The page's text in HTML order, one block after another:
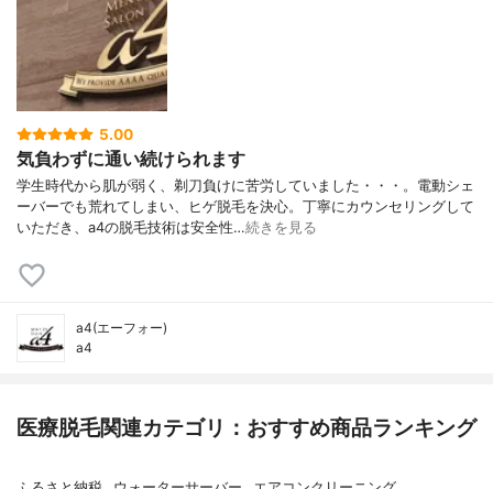
5.00
気負わずに通い続けられます
学生時代から肌が弱く、剃刀負けに苦労していました・・・。電動シェ
ーバーでも荒れてしまい、ヒゲ脱毛を決心。丁寧にカウンセリングして
いただき、a4の脱毛技術は安全性…続きを見る
a4(エーフォー)
a4
医療脱毛関連カテゴリ：おすすめ商品ランキング